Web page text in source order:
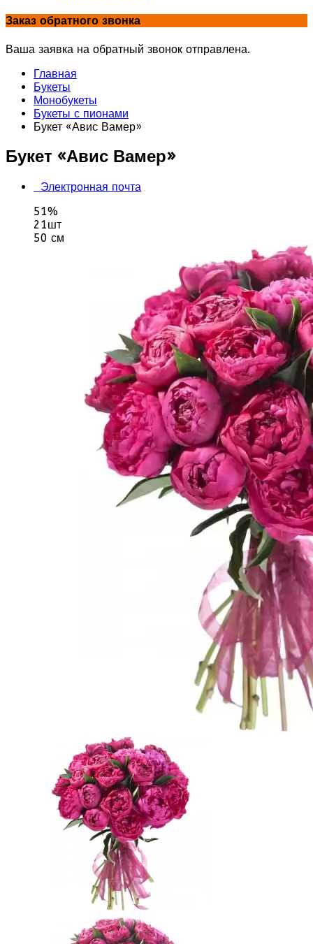
Заказ обратного звонка
Ваша заявка на обратный звонок отправлена.
Главная
Букеты
Монобукеты
Букеты с пионами
Букет «Авис Вамер»
Букет «Авис Вамер»
Электронная почта
51%
21шт
50 см